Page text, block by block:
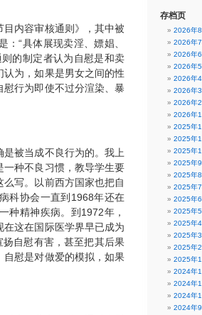
内容审核通则》，其中被
“具体展现卖淫、嫖娼、
的制定者认为自慰是和卖
为，如果是男女之间的性
行为即使不过分渲染、暴
被当成不良行为的。我上
种不良习惯，教导学生要
写。以前西方国家也把自
科协会一直到1968年还在
种精神疾病。到1972年，
这在国际医学界早已成为
扬自慰有害，甚至把其后果
慰是对做爱的模拟，如果
存档页
2026年8
2026年7
2026年6
2026年5
2026年4
2026年3
2026年2
2026年1
2025年
2025年
2025年
2025年9
2025年8
2025年7
2025年6
2025年5
2025年4
2025年3
2025年2
2025年1
2024年
2024年
2024年
2024年9